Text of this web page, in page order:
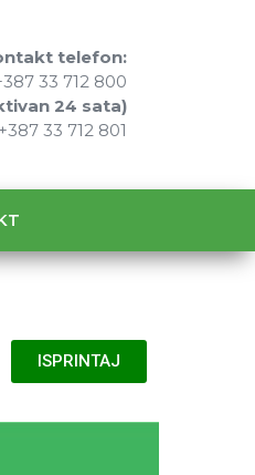
telefon:
33 712 800
24 sata)
33 712 801
ISPRINTAJ